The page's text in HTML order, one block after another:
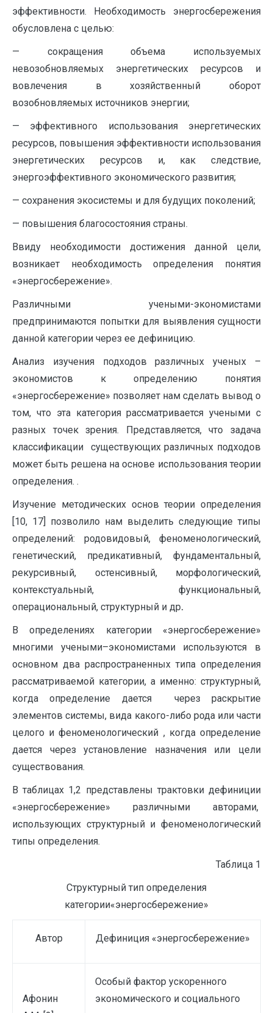
эффективности. Необходимость энергосбережения
обусловлена с целью:
— сокращения объема используемых
невозобновляемых энергетических ресурсов и
вовлечения в хозяйственный оборот
возобновляемых источников энергии;
— эффективного использования энергетических
ресурсов, повышения эффективности использования
энергетических ресурсов и, как следствие,
энергоэффективного экономического развития;
— сохранения экосистемы и для будущих поколений;
— повышения благосостояния страны.
Ввиду необходимости достижения данной цели,
возникает необходимость определения понятия
«энергосбережение».
Различными учеными-экономистами
предпринимаются попытки для выявления сущности
данной категории через ее дефиницию.
Анализ изучения подходов различных ученых –
экономистов к определению понятия
«энергосбережение» позволяет нам сделать вывод о
том, что эта категория рассматривается учеными с
разных точек зрения. Представляется, что задача
классификации
существующих различных подходов
может быть решена на основе использования теории
определения. .
Изучение методических основ теории определения
[10, 17] позволило нам выделить следующие типы
определений: родовидовый, феноменологический,
генетический, предикативный, фундаментальный,
рекурсивный, остенсивный, морфологический,
контекстуальный, функциональный,
операциональный, структурный и др.
В определениях категории «энергосбережение»
многими учеными–экономистами используются в
основном два распространенных типа определения
рассматриваемой категории, а именно: структурный,
когда определение дается через раскрытие
элементов системы, вида какого-либо рода или части
целого и феноменологический , когда определение
дается через установление назначения или цели
существования.
В таблицах 1,2 представлены трактовки дефиниции
«энергосбережение» различными авторами,
использующих структурный и феноменологический
типы определения.
Таблица 1
Структурный тип определения
категории«энергосбережение»
Автор Дефиниция «энергосбережение»
Афонин
Особый фактор ускоренного
экономического и социального